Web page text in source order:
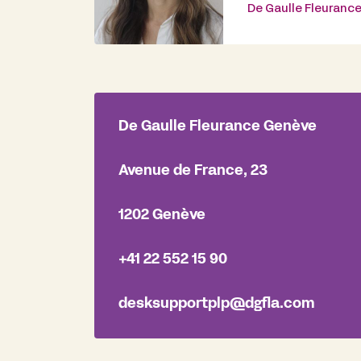
De Gaulle Fleurance
De Gaulle Fleurance Genève
Avenue de France, 23
1202 Genève
+41 22 552 15 90
desksupportplp@dgfla.com